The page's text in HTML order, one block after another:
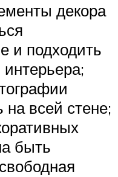
декора
и подходить
всей стене;
быть